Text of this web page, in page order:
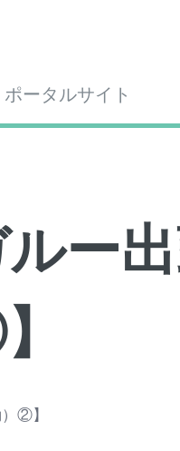
ポータルサイト
ルー
②】